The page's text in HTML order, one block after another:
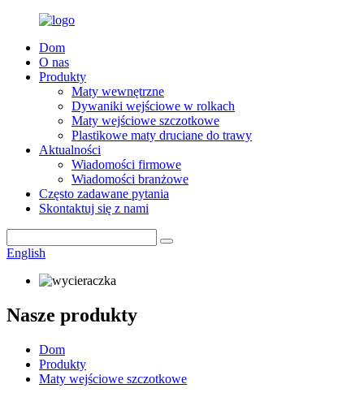
Dom
O nas
Produkty
Maty wewnętrzne
Dywaniki wejściowe w rolkach
Maty wejściowe szczotkowe
Plastikowe maty druciane do trawy
Aktualności
Wiadomości firmowe
Wiadomości branżowe
Często zadawane pytania
Skontaktuj się z nami
English
Nasze produkty
Dom
Produkty
Maty wejściowe szczotkowe